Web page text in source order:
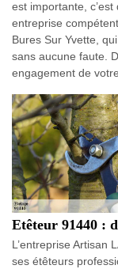
est importante,
entreprise
Bures Sur Yvette,
sans aucune faute.
engagement de
Etêteur 91440 :
L’entreprise Artisan
ses étêteurs